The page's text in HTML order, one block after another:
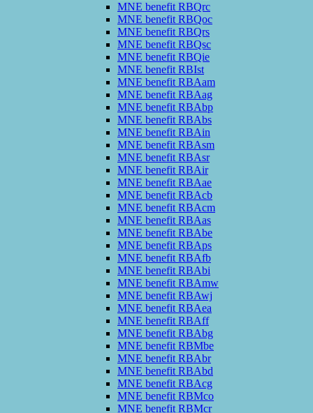
MNE benefit RBQrc
MNE benefit RBQoc
MNE benefit RBQrs
MNE benefit RBQsc
MNE benefit RBQie
MNE benefit RBIst
MNE benefit RBAam
MNE benefit RBAag
MNE benefit RBAbp
MNE benefit RBAbs
MNE benefit RBAin
MNE benefit RBAsm
MNE benefit RBAsr
MNE benefit RBAir
MNE benefit RBAae
MNE benefit RBAcb
MNE benefit RBAcm
MNE benefit RBAas
MNE benefit RBAbe
MNE benefit RBAps
MNE benefit RBAfb
MNE benefit RBAbi
MNE benefit RBAmw
MNE benefit RBAwj
MNE benefit RBAea
MNE benefit RBAff
MNE benefit RBAbg
MNE benefit RBMbe
MNE benefit RBAbr
MNE benefit RBAbd
MNE benefit RBAcg
MNE benefit RBMco
MNE benefit RBMcr